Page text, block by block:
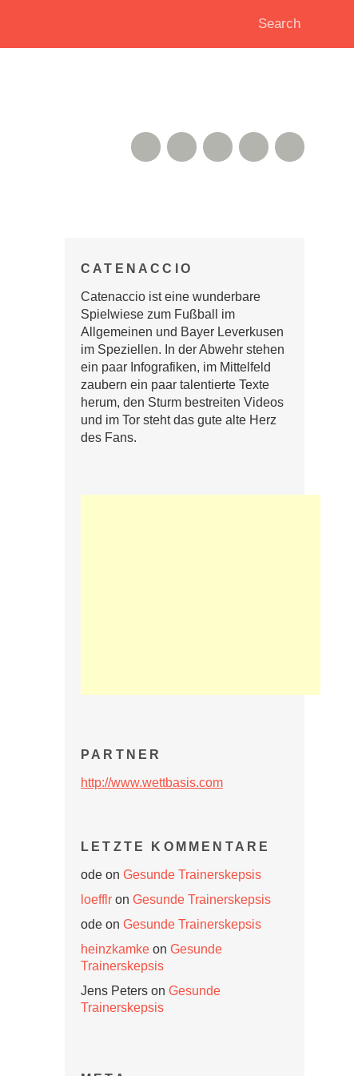
Google+
Instagram
Xing
RSS Feed
CATENACCIO
Catenaccio ist eine wunderbare
Spielwiese zum Fußball im
Allgemeinen und Bayer Leverkusen
im Speziellen. In der Abwehr stehen
ein paar Infografiken, im Mittelfeld
zaubern ein paar talentierte Texte
herum, den Sturm bestreiten Videos
und im Tor steht das gute alte Herz
des Fans.
PARTNER
http://www.wettbasis.com
LETZTE KOMMENTARE
ode on Gesunde Trainerskepsis
loefflr on Gesunde Trainerskepsis
ode on Gesunde Trainerskepsis
heinzkamke on Gesunde
Trainerskepsis
Jens Peters on Gesunde
Trainerskepsis